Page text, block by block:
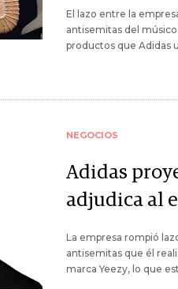
El lazo entre la
antisemitas del
productos que Adidas
NEGOCIOS
Adidas
adjudica al
La empresa rompió
antisemitas que él
marca Yeezy, lo que